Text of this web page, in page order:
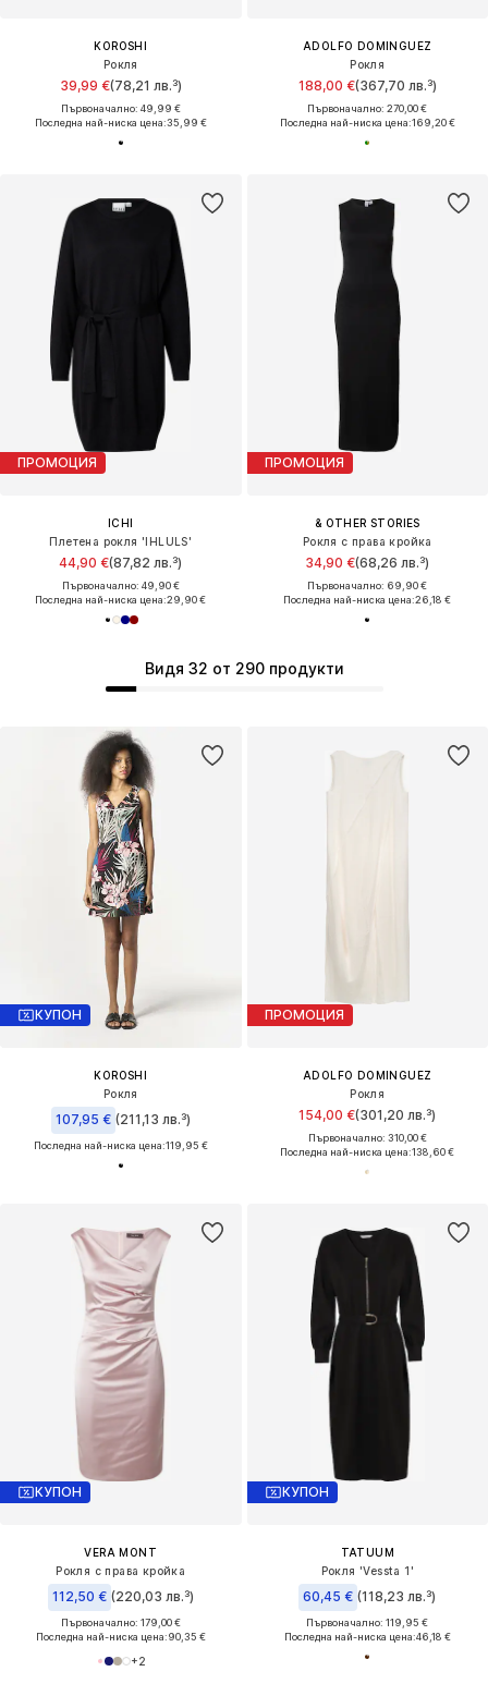
KOROSHI
Рокля
39,99 €(78,21 лв.³)
Първоначално: 49,99 €
Последна най-ниска цена:35,99 €
ADOLFO DOMINGUEZ
Рокля
188,00 €(367,70 лв.³)
Първоначално: 270,00 €
Последна най-ниска цена:169,20 €
ПРОМОЦИЯ
ICHI
Плетена рокля 'IHLULS'
44,90 €(87,82 лв.³)
Първоначално: 49,90 €
Последна най-ниска цена:29,90 €
ПРОМОЦИЯ
& OTHER STORIES
Рокля с права кройка
34,90 €(68,26 лв.³)
Първоначално: 69,90 €
Последна най-ниска цена:26,18 €
Видя 32 от 290 продукти
КУПОН
KOROSHI
Рокля
107,95 € (211,13 лв.³)
Последна най-ниска цена:119,95 €
ПРОМОЦИЯ
ADOLFO DOMINGUEZ
Рокля
154,00 €(301,20 лв.³)
Първоначално: 310,00 €
Последна най-ниска цена:138,60 €
КУПОН
VERA MONT
Рокля с права кройка
112,50 € (220,03 лв.³)
Първоначално: 179,00 €
Последна най-ниска цена:90,35 €
+2
КУПОН
TATUUM
Рокля 'Vessta 1'
60,45 € (118,23 лв.³)
Първоначално: 119,95 €
Последна най-ниска цена:46,18 €